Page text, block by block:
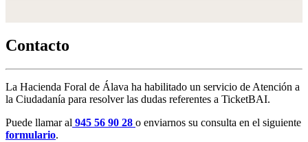
Contacto
La Hacienda Foral de Álava ha habilitado un servicio de Atención a
la Ciudadanía para resolver las dudas referentes a TicketBAI.
Puede llamar al 945 56 90 28 o enviarnos su consulta en el siguiente
formulario.